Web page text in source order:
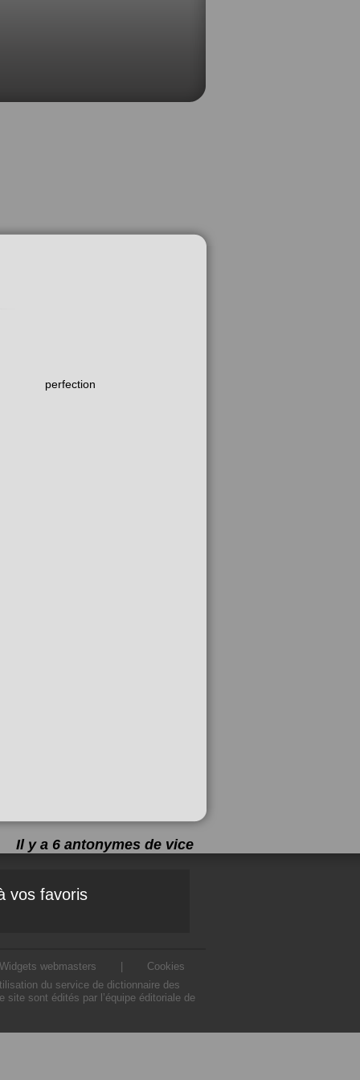
perfection
Il y a 6 antonymes de vice
vos favoris
Widgets webmasters
Cookies
du service de dictionnaire des
sont édités par l’équipe éditoriale de